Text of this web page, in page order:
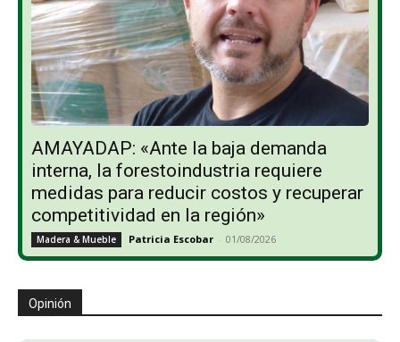
AMAYADAP: «Ante la baja demanda
interna, la forestoindustria requiere
medidas para reducir costos y recuperar
competitividad en la región»
Madera & Mueble Patricia Escobar - 01/08/2026
Opinión